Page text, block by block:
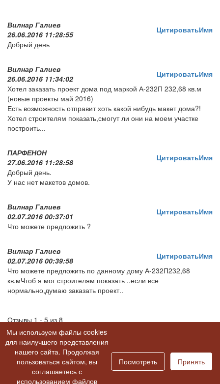
Вилнар Галиев
26.06.2016 11:28:55
ЦитироватьИмя
Добрый день
Вилнар Галиев
26.06.2016 11:34:02
ЦитироватьИмя
Хотел заказать проект дома под маркой А-232П 232,68 кв.м
(новые проекты май 2016)
Есть возможность отправит хоть какой нибудь макет дома?!
Хотел строителям показать,смогут ли они на моем участке
построить...
ПАРФЕНОН
27.06.2016 11:28:58
ЦитироватьИмя
Добрый день.
У нас нет макетов домов.
Вилнар Галиев
02.07.2016 00:37:01
ЦитироватьИмя
Что можете предложить ?
Вилнар Галиев
02.07.2016 00:39:58
ЦитироватьИмя
Что можете предложить по данному дому А-232П232,68
кв.мЧтоб я мог строителям показать ..если все
нормально,думаю заказать проект..
Отзывы 1 - 5 из 8
1 2|»|Конец
Перейти к обсуждению на форуме >>
Мы используем файлы cookies
для наилучшего представления
нашего сайта. Продолжая
пользоваться сайтом, вы
соглашаетесь с
использованием файлов
Посмотреть Принять